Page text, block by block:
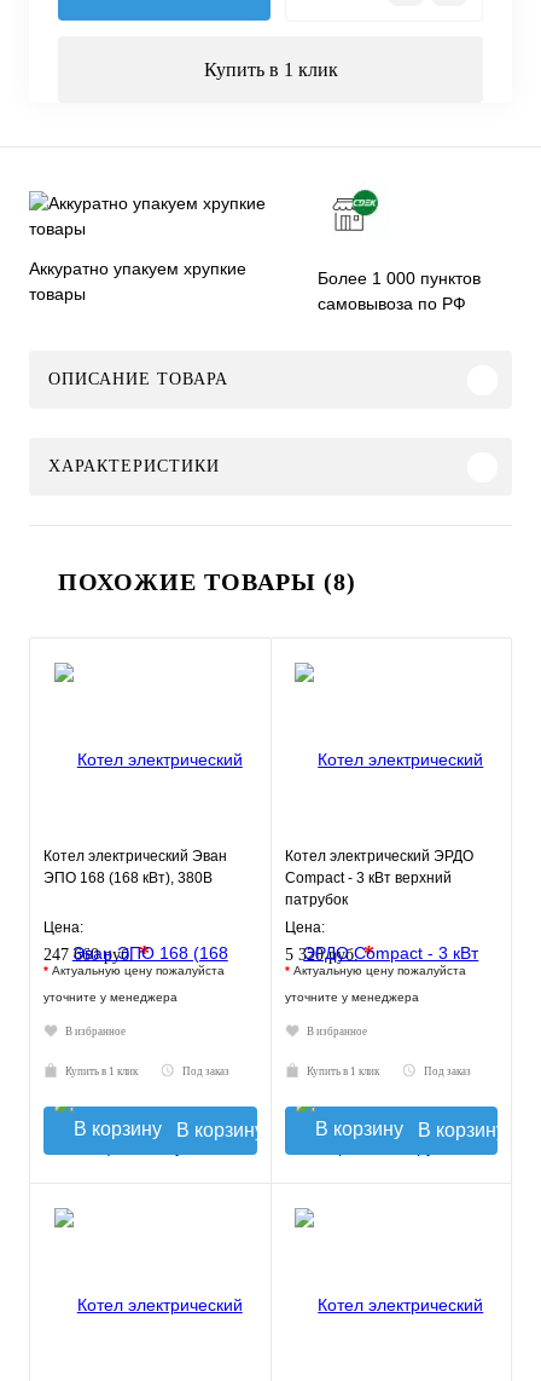
Купить в 1 клик
Аккуратно упакуем хрупкие
товары
Более 1 000 пунктов
самовывоза по РФ
ОПИСАНИЕ ТОВАРА
ХАРАКТЕРИСТИКИ
ПОХОЖИЕ ТОВАРЫ (8)
Котел электрический Эван
ЭПО 168 (168 кВт), 380В
Цена:
247 660 руб.*
* Актуальную цену пожалуйста
уточните у менеджера
В избранное
Купить в 1 клик Под заказ
В корзину
Котел электрический ЭРДО
Compact - 3 кВт верхний
патрубок
Цена:
5 320 руб.*
* Актуальную цену пожалуйста
уточните у менеджера
В избранное
Купить в 1 клик Под заказ
В корзину